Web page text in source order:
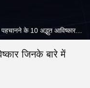
कंपनी की खबर के बारे में आइरिस पहचानने के 10 अद्भुत आविष्कार जिनके बारे में आपको जानना जरूरी है!
जिनके बारे में